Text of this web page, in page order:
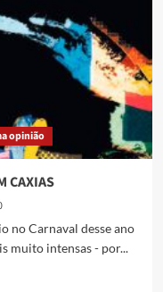
opinião
CAXIAS
no Carnaval desse ano
muito intensas - por...